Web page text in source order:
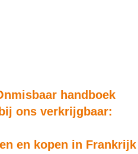
handboek
ons verkrijgbaar:
en kopen in Frankrijk